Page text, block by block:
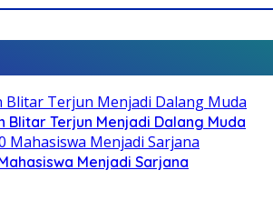
Terjun Menjadi Dalang Muda
Menjadi Sarjana